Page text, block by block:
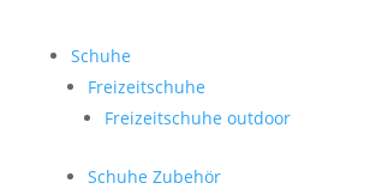
Schuhe
Freizeitschuhe
Freizeitschuhe outdoor
Schuhe Zubehör